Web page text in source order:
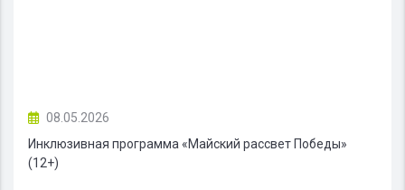
08.05.2026
Инклюзивная программа «Майский рассвет Победы»
(12+)